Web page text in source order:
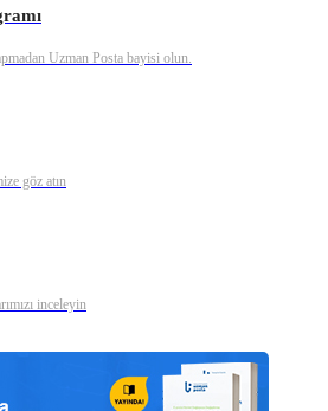
Uzman Posta bayisi olun.
göz atın
inceleyin